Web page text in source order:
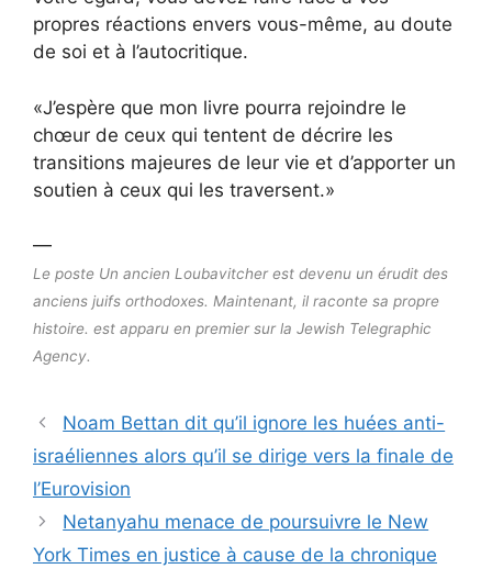
propres réactions envers vous-même, au doute
de soi et à l’autocritique.
«J’espère que mon livre pourra rejoindre le
chœur de ceux qui tentent de décrire les
transitions majeures de leur vie et d’apporter un
soutien à ceux qui les traversent.»
—
Le poste Un ancien Loubavitcher est devenu un érudit des
anciens juifs orthodoxes. Maintenant, il raconte sa propre
histoire. est apparu en premier sur la Jewish Telegraphic
Agency.
Noam Bettan dit qu’il ignore les huées anti-
israéliennes alors qu’il se dirige vers la finale de
l’Eurovision
Netanyahu menace de poursuivre le New
York Times en justice à cause de la chronique